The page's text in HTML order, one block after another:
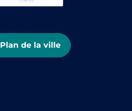
Plan de la ville